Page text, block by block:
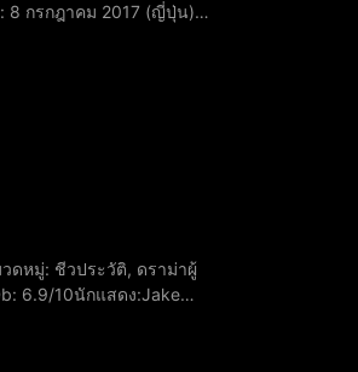
8 กรกฎาคม 2017 (ญี่ปุ่น)​
6.9/10​นักแสดง:Jake